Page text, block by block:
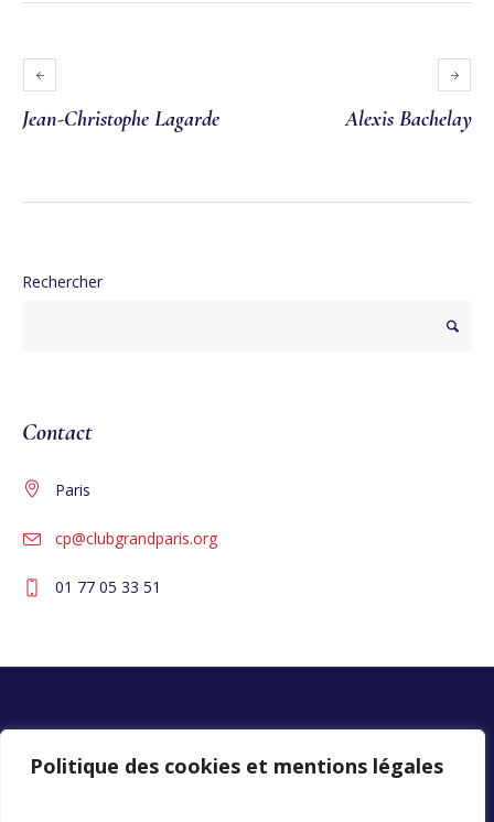
Politique des cookies et mentions légales
Jean-Christophe Lagarde Alexis Bachelay
Rechercher
Contact
Paris
cp@clubgrandparis.org
01 77 05 33 51